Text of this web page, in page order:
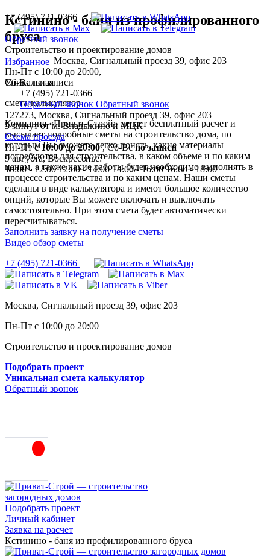
+7 (495) 721-0366
Обратный звонок
Строительство и проектирование домов
Москва, Сигнальный проезд 39, офис 203
Пн-Пт с 10:00 до 20:00,
Сб-Вс по записи
+7 (495) 721-0366
Обратный звонок Обратный звонок
127273, Москва, Сигнальный проезд 39, офис 203
5 минут от м. Владыкино и МЦК
Схема проезда
Пн-Птс 10:00 до 20:00,Сб-Вспо записи
9 августа, Воскресенье:
10:00 - 12:00 12:00 - 14:00 14:00 - 16:00 16:00 - 18:00
Кстинино - баня из профилированного
бруса
Избранное
Уникальная
смета-калькулятор
Компания «Приват-Строй» делает бесплатный расчет и
высылает подробные сметы на строительство дома, по
которым Вы сможете легко понять, какие материалы
потребуются для строительства, в каком объеме и по каким
ценам, а также какие работы будет необходимо выполнять в
процессе строительства и по каким ценам. Наши сметы
сделаны в виде калькулятора и имеют большое количество
опций, которые Вы можете включать и выключать
самостоятельно. При этом смета будет автоматически
пересчитываться.
Заполнить заявку на получение сметы
Видео обзор сметы
+7 (495) 721-0366
Москва, Сигнальный проезд 39, офис 203
Пн-Пт с 10:00 до 20:00
Строительство и проектирование домов
Подобрать проект
Уникальная смета калькулятор
Обратный звонок
Подобрать проект
Личный кабинет
Заявка на расчет
Кстинино - баня из профилированного бруса